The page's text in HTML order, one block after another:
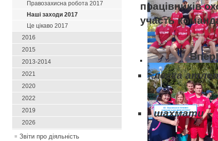
Правозахисна робота 2017
Наші заходи 2017
Це цікаво 2017
2016
2015
2013-2014
2021
2020
2022
2019
2026
Звіти про діяльність
працівників
участь
Вперше
-легка
-шахмати–